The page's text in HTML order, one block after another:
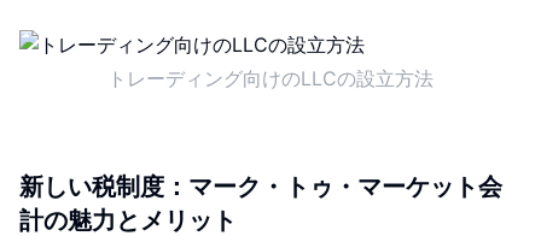
トレーディング向けのLLCの設立方法
新しい税制度：マーク・トゥ・マーケット会
計の魅力とメリット